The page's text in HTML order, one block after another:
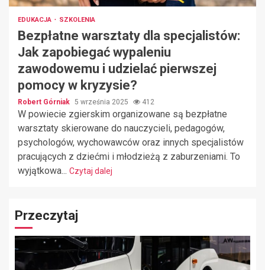
EDUKACJA SZKOLENIA
Bezpłatne warsztaty dla specjalistów:
Jak zapobiegać wypaleniu
zawodowemu i udzielać pierwszej
pomocy w kryzysie?
Robert Górniak 5 września 2025 412
W powiecie zgierskim organizowane są bezpłatne
warsztaty skierowane do nauczycieli, pedagogów,
psychologów, wychowawców oraz innych specjalistów
pracujących z dziećmi i młodzieżą z zaburzeniami. To
wyjątkowa... Czytaj dalej
Przeczytaj